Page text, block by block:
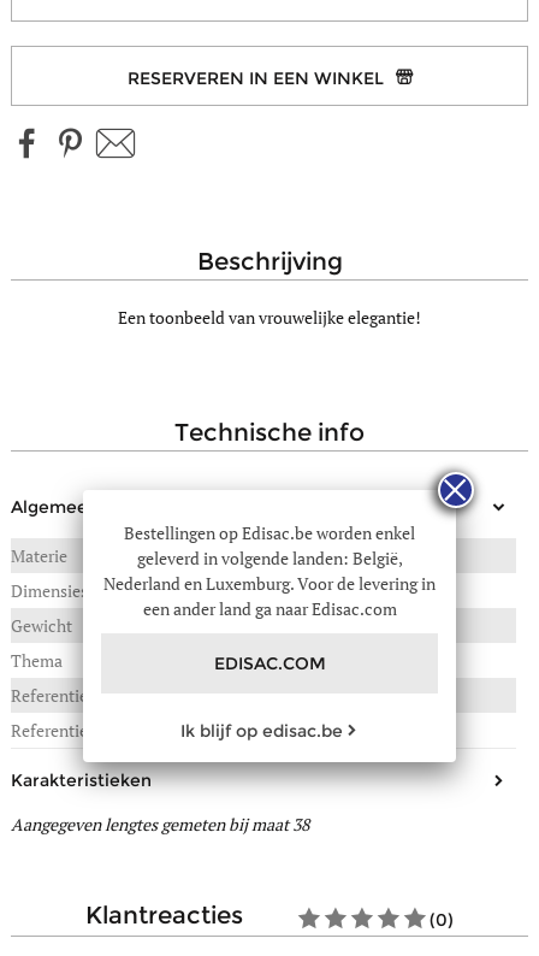
RESERVEREN IN EEN WINKEL
beschrijving
Een toonbeeld van vrouwelijke elegantie!
technische info
Algemeen
Materie
LEDER
Dimensies
Gewicht
Thema
Women
Referentie :
Referentie fabrikant
CASUAL CUPSOLE
Karakteristieken
Dit model tailleert
Normaal, op maat
Voering
Textiel
Aangegeven lengtes gemeten bij maat 38
klantreacties (0)
Bestellingen op Edisac.be worden enkel
geleverd in volgende landen: België,
Nederland en Luxemburg. Voor de levering in
een ander land ga naar Edisac.com
EDISAC.COM
Ik blijf op edisac.be